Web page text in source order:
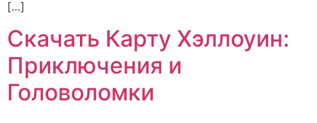
[…]
Скачать Карту Хэллоуин:
Приключения и
Головоломки